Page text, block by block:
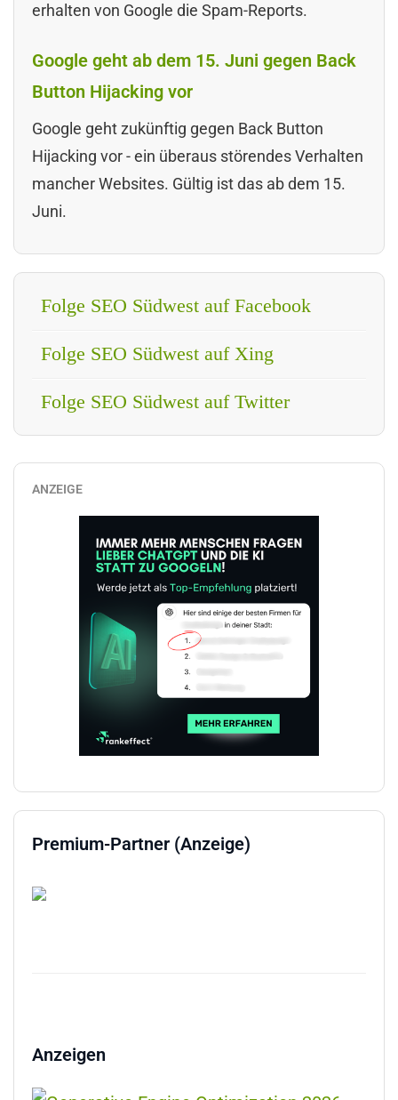
erhalten von Google die Spam-Reports.
Google geht ab dem 15. Juni gegen Back
Button Hijacking vor
Google geht zukünftig gegen Back Button
Hijacking vor - ein überaus störendes Verhalten
mancher Websites. Gültig ist das ab dem 15.
Juni.
Folge SEO Südwest auf Facebook
Folge SEO Südwest auf Xing
Folge SEO Südwest auf Twitter
ANZEIGE
Premium-Partner (Anzeige)
Anzeigen